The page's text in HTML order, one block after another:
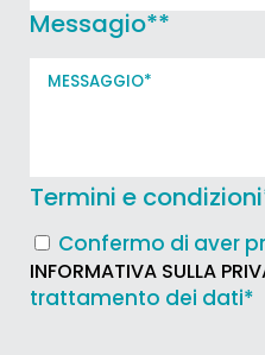
Messagio**
Termini e condizioni
Confermo di aver
INFORMATIVA SULLA
trattamento dei dati*